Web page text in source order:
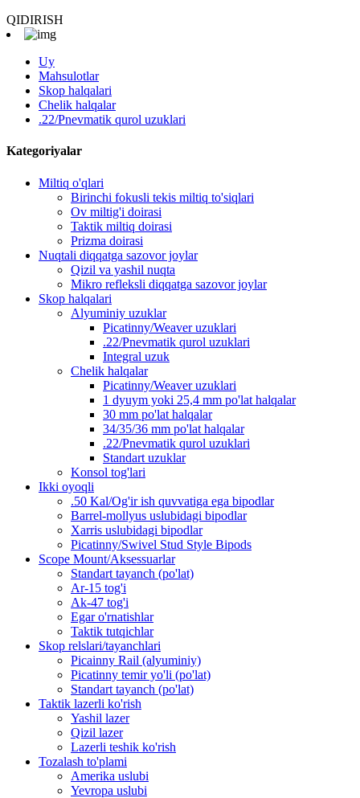
QIDIRISH
Uy
Mahsulotlar
Skop halqalari
Chelik halqalar
.22/Pnevmatik qurol uzuklari
Kategoriyalar
Miltiq o'qlari
Birinchi fokusli tekis miltiq to'siqlari
Ov miltig'i doirasi
Taktik miltiq doirasi
Prizma doirasi
Nuqtali diqqatga sazovor joylar
Qizil va yashil nuqta
Mikro refleksli diqqatga sazovor joylar
Skop halqalari
Alyuminiy uzuklar
Picatinny/Weaver uzuklari
.22/Pnevmatik qurol uzuklari
Integral uzuk
Chelik halqalar
Picatinny/Weaver uzuklari
1 dyuym yoki 25,4 mm po'lat halqalar
30 mm po'lat halqalar
34/35/36 mm po'lat halqalar
.22/Pnevmatik qurol uzuklari
Standart uzuklar
Konsol tog'lari
Ikki oyoqli
.50 Kal/Og'ir ish quvvatiga ega bipodlar
Barrel-mollyus uslubidagi bipodlar
Xarris uslubidagi bipodlar
Picatinny/Swivel Stud Style Bipods
Scope Mount/Aksessuarlar
Standart tayanch (po'lat)
Ar-15 tog'i
Ak-47 tog'i
Egar o'rnatishlar
Taktik tutqichlar
Skop relslari/tayanchlari
Picainny Rail (alyuminiy)
Picatinny temir yo'li (po'lat)
Standart tayanch (po'lat)
Taktik lazerli ko'rish
Yashil lazer
Qizil lazer
Lazerli teshik ko'rish
Tozalash to'plami
Amerika uslubi
Yevropa uslubi